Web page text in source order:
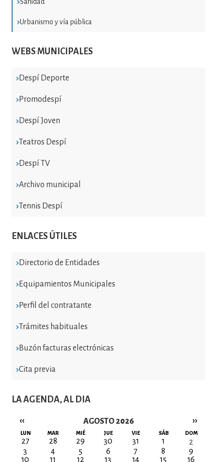
Sanidad
Urbanismo y vía pública
WEBS MUNICIPALES
Despí Deporte
Promodespí
Despí Joven
Teatros Despí
Despí TV
Archivo municipal
Tennis Despí
ENLACES ÚTILES
Directorio de Entidades
Equipamientos Municipales
Perfil del contratante
Trámites habituales
Buzón facturas electrónicas
Cita previa
LA AGENDA, AL DIA
AGOSTO 2026
Paginación
‹‹ ››
LUN MAR MIÉ JUE VIE SÁB DOM
27 28 29 30 31 1
2
3
4 5 6 7 8
9
10
11 12 13 14 15 16